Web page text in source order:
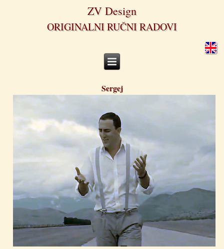
ZV Design
ORIGINALNI RUČNI RADOVI
Sergej